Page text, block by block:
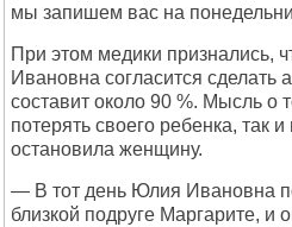
мы запишем вас на
При этом медики признались,
Ивановна согласится сделать
составит около 90 %. Мысль о
потерять своего ребенка, так
остановила женщину.
— В тот день Юлия Ивановна
близкой подруге Маргарите, и